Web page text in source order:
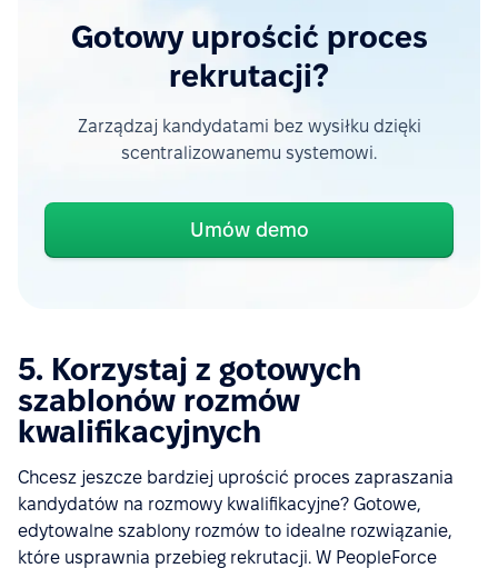
Gotowy uprościć proces
rekrutacji?
Zarządzaj kandydatami bez wysiłku dzięki
scentralizowanemu systemowi.
Umów demo
5. Korzystaj z gotowych
szablonów rozmów
kwalifikacyjnych
Chcesz jeszcze bardziej uprościć proces zapraszania
kandydatów na rozmowy kwalifikacyjne? Gotowe,
edytowalne szablony rozmów to idealne rozwiązanie,
które usprawnia przebieg rekrutacji. W PeopleForce